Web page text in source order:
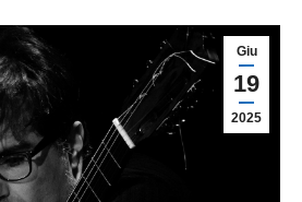
Giu
19
2025